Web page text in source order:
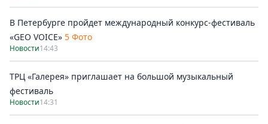
В Петербурге пройдет международный конкурс-фестиваль
«GEO VOICE» 5 Фото
Новости14:43
ТРЦ «Галерея» приглашает на большой музыкальный
фестиваль
Новости14:31